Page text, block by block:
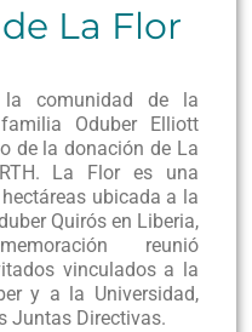
La Flor
comunidad de la
Oduber Elliott
de la donación de La
La Flor es una
ubicada a la
Quirós en Liberia,
reunió
vinculados a la
y a la Universidad,
Juntas Directivas.